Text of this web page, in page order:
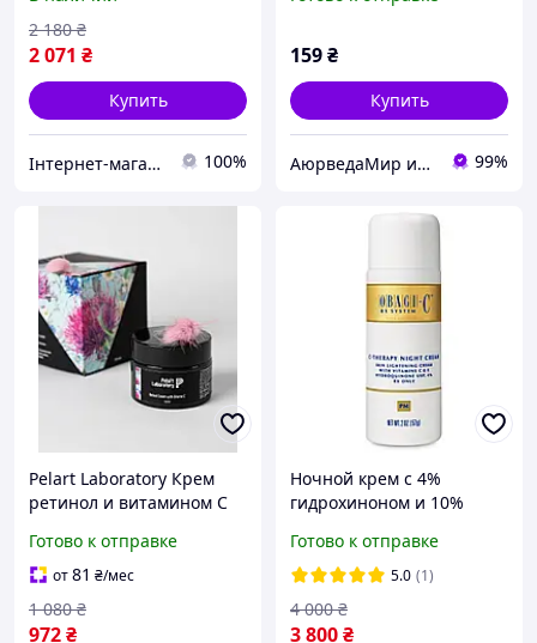
2 071 ₴
2 180 ₴
Купить
Інтернет-магазин Мама Чолі 100%
159₴
Купить
АюрведаМир интернет магазин для здоровья и оригинальной продукции из Индии 99%
Pelart Laboratory Крем
ретинол и витамином С
VITAMIN C 50 мл
Готово к отправке
от81 ₴/мес
972₴
1 080 ₴
Ночной крем с 4%
гидрохиноном и 10%
Night Cream with vitamin
C and hydroquinone 57 г
Готово к отправке
5.0 (1)
3 800₴
4 000 ₴